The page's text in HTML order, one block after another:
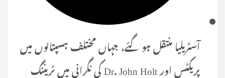
آسٹریلیا منتقل ہو گئے، جہاں مختلف ہسپتالوں میں
پریکٹس اور Dr. John Holt کی نگرانی میں ٹریننگ